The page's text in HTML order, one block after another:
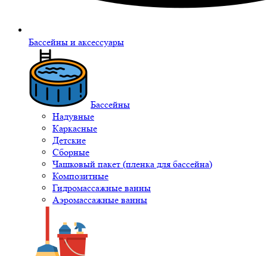
Бассейны и аксессуары
Бассейны
Надувные
Каркасные
Детские
Сборные
Чашковый пакет (пленка для бассейна)
Композитные
Гидромассажные ванны
Аэромассажные ванны